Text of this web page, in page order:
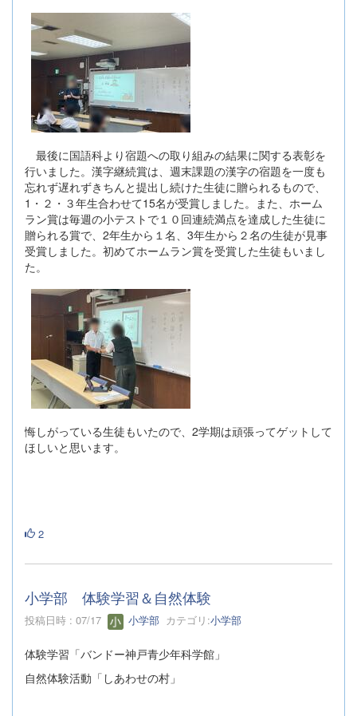
最後に国語科より宿題への取り組みの結果に関する表彰を
行いました。漢字継続賞は、週末課題の漢字の宿題を一度も
忘れず遅れずきちんと提出し続けた生徒に贈られるもので、
1・２・３年生合わせて15名が受賞しました。また、ホーム
ラン賞は毎週の小テストで１０回連続満点を達成した生徒に
贈られる賞で、2年生から１名、3年生から２名の生徒が見事
受賞しました。初めてホームラン賞を受賞した生徒もいまし
た。
悔しがっている生徒もいたので、2学期は頑張ってゲットして
ほしいと思います。
2
小学部 体験学習＆自然体験
投稿日時 : 07/17 小学部 カテゴリ:小学部
体験学習「バンドー神戸青少年科学館」
自然体験活動「しあわせの村」